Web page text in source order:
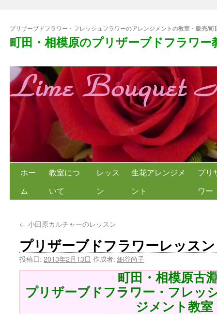
プリザーブドフラワー・フレッシュフラワーのアレンジメントの教室・販売/町
町田・相模原のプリザーブドフラワ
ホー
ム
教室につ
いて
レッス
ン
生花アレンジメ
ント
プリ
ワー
← 小田原カルチャーのレッスン
プリザーブドフラワーレッスン
投稿日: 2013年2月13日 作成者: 細谷尚子
町田・相模原古
プリザーブドフラワー・フレッ
ジメント教室